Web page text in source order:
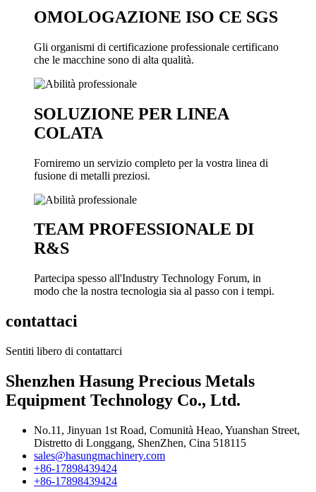
OMOLOGAZIONE ISO CE SGS
Gli organismi di certificazione professionale certificano
che le macchine sono di alta qualità.
SOLUZIONE PER LINEA
COLATA
Forniremo un servizio completo per la vostra linea di
fusione di metalli preziosi.
TEAM PROFESSIONALE DI
R&S
Partecipa spesso all'Industry Technology Forum, in
modo che la nostra tecnologia sia al passo con i tempi.
contattaci
Sentiti libero di contattarci
Shenzhen Hasung Precious Metals
Equipment Technology Co., Ltd.
No.11, Jinyuan 1st Road, Comunità Heao, Yuanshan Street,
Distretto di Longgang, ShenZhen, Cina 518115
sales@hasungmachinery.com
+86-17898439424
+86-17898439424